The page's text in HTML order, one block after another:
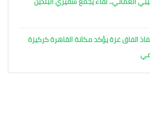
اتفاق غزة يؤكد مكانة القاهرة كركيزة